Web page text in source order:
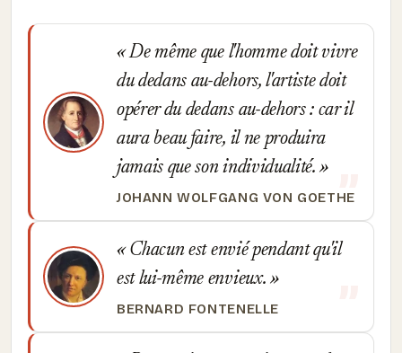
De même que l'homme doit vivre
du dedans au-dehors, l'artiste doit
opérer du dedans au-dehors : car il
aura beau faire, il ne produira
jamais que son individualité.
JOHANN WOLFGANG VON GOETHE
Chacun est envié pendant qu'il
est lui-même envieux.
BERNARD FONTENELLE